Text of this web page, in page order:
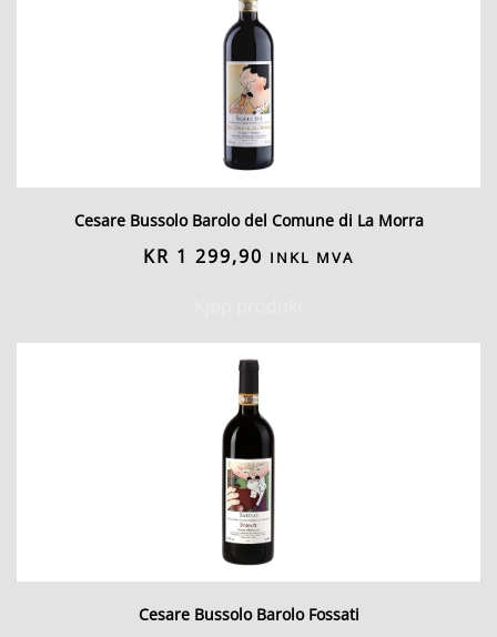
Cesare Bussolo Barolo del Comune di La Morra
KR 1 299,90 INKL MVA
Cesare Bussolo Barolo Fossati